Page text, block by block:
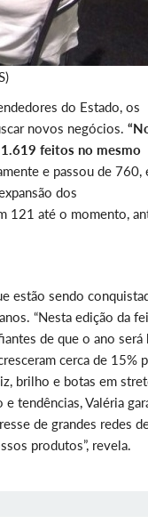
do Estado, os
novos negócios.
feitos no mesmo
e passou de 760,
dos
121 até o momento,
estão sendo
“Nesta edição da
de que o ano será
cerca de 15%
brilho e botas em
tendências, Valéria
de grandes redes
produtos”, revela.